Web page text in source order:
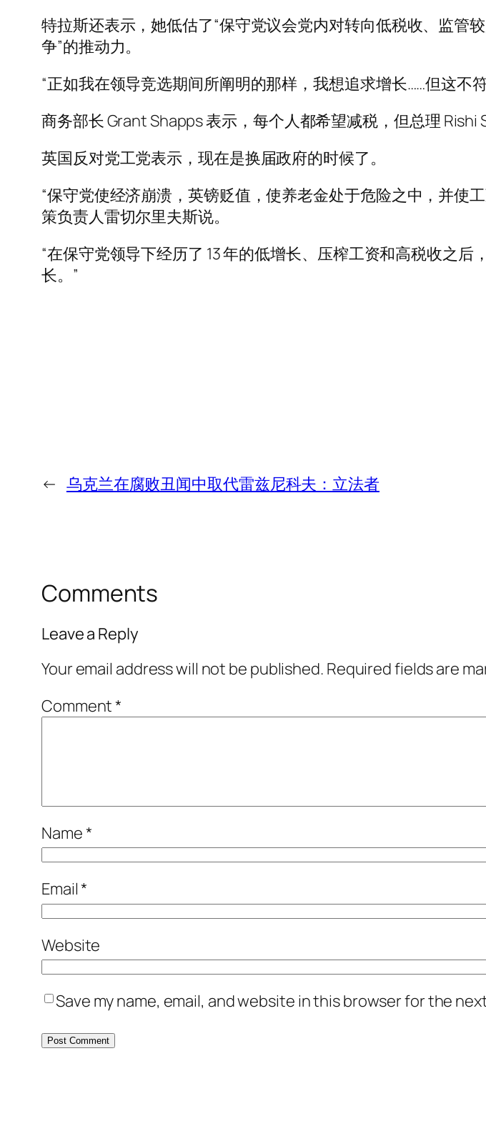
特拉斯还表示，她低估了“保守党议会党内对转向低税收、监管
争”的推动力。
“正如我在领导竞选期间所阐明的那样，我想追求增长……但这不
商务部长 Grant Shapps 表示，每个人都希望减税，但总理
英国反对党工党表示，现在是换届政府的时候了。
“保守党使经济崩溃，英镑贬值，使养老金处于危险之中，并使
策负责人雷切尔里夫斯说。
“在保守党领导下经历了 13 年的低增长、压榨工资和高税收之
长。”
← 乌克兰在腐败丑闻中取代雷兹尼科夫：立法者
Comments
Leave a Reply
Your email address will not be published. Required fields are
Comment*
Name*
Email*
Website
Save my name, email, and website in this browser for the